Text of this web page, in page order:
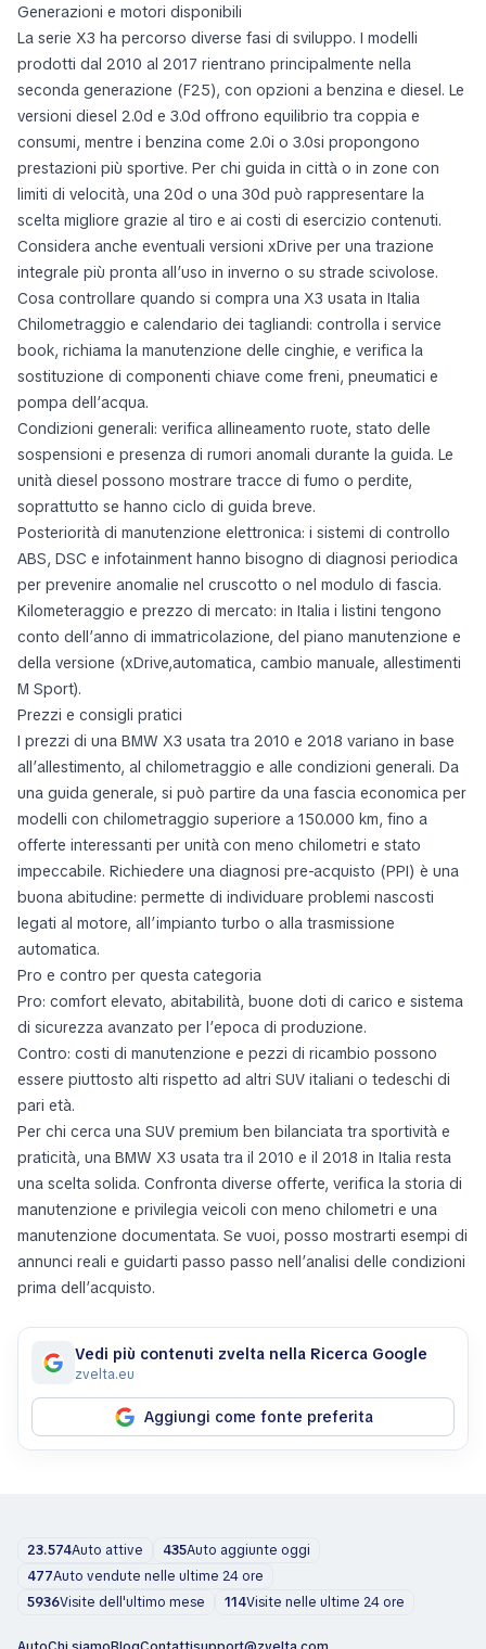
Generazioni e motori disponibili
La serie X3 ha percorso diverse fasi di sviluppo. I modelli
prodotti dal 2010 al 2017 rientrano principalmente nella
seconda generazione (F25), con opzioni a benzina e diesel. Le
versioni diesel 2.0d e 3.0d offrono equilibrio tra coppia e
consumi, mentre i benzina come 2.0i o 3.0si propongono
prestazioni più sportive. Per chi guida in città o in zone con
limiti di velocità, una 20d o una 30d può rappresentare la
scelta migliore grazie al tiro e ai costi di esercizio contenuti.
Considera anche eventuali versioni xDrive per una trazione
integrale più pronta all’uso in inverno o su strade scivolose.
Cosa controllare quando si compra una X3 usata in Italia
Chilometraggio e calendario dei tagliandi: controlla i service
book, richiama la manutenzione delle cinghie, e verifica la
sostituzione di componenti chiave come freni, pneumatici e
pompa dell’acqua.
Condizioni generali: verifica allineamento ruote, stato delle
sospensioni e presenza di rumori anomali durante la guida. Le
unità diesel possono mostrare tracce di fumo o perdite,
soprattutto se hanno ciclo di guida breve.
Posteriorità di manutenzione elettronica: i sistemi di controllo
ABS, DSC e infotainment hanno bisogno di diagnosi periodica
per prevenire anomalie nel cruscotto o nel modulo di fascia.
Kilometeraggio e prezzo di mercato: in Italia i listini tengono
conto dell’anno di immatricolazione, del piano manutenzione e
della versione (xDrive,automatica, cambio manuale, allestimenti
M Sport).
Prezzi e consigli pratici
I prezzi di una BMW X3 usata tra 2010 e 2018 variano in base
all’allestimento, al chilometraggio e alle condizioni generali. Da
una guida generale, si può partire da una fascia economica per
modelli con chilometraggio superiore a 150.000 km, fino a
offerte interessanti per unità con meno chilometri e stato
impeccabile. Richiedere una diagnosi pre-acquisto (PPI) è una
buona abitudine: permette di individuare problemi nascosti
legati al motore, all’impianto turbo o alla trasmissione
automatica.
Pro e contro per questa categoria
Pro: comfort elevato, abitabilità, buone doti di carico e sistema
di sicurezza avanzato per l’epoca di produzione.
Contro: costi di manutenzione e pezzi di ricambio possono
essere piuttosto alti rispetto ad altri SUV italiani o tedeschi di
pari età.
Per chi cerca una SUV premium ben bilanciata tra sportività e
praticità, una BMW X3 usata tra il 2010 e il 2018 in Italia resta
una scelta solida. Confronta diverse offerte, verifica la storia di
manutenzione e privilegia veicoli con meno chilometri e una
manutenzione documentata. Se vuoi, posso mostrarti esempi di
annunci reali e guidarti passo passo nell’analisi delle condizioni
prima dell’acquisto.
Vedi più contenuti zvelta nella Ricerca Google
zvelta.eu
Aggiungi come fonte preferita
23.574Auto attive 435Auto aggiunte oggi
477Auto vendute nelle ultime 24 ore
5936Visite dell'ultimo mese 114Visite nelle ultime 24 ore